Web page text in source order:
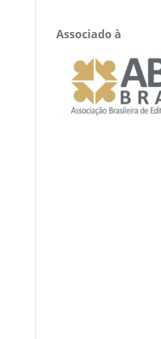
Associado à